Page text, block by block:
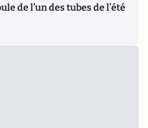
de l’un des tubes de l’été